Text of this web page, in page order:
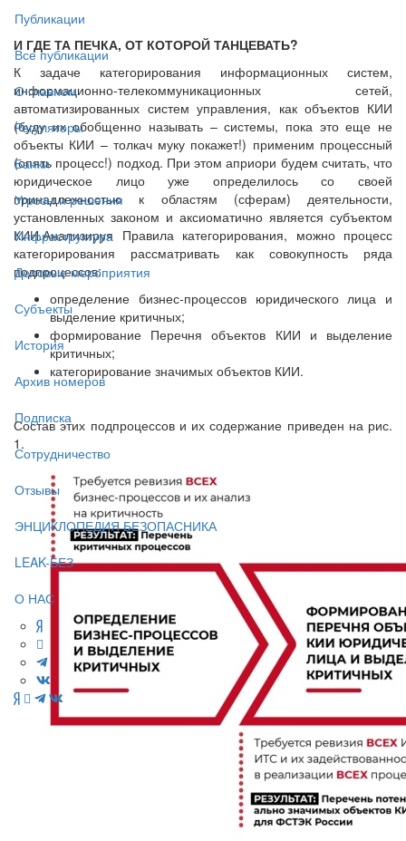
Публикации
Все публикации
О главном
Регуляторы
Банки
Угрозы и решения
Инфраструктура
Деловые мероприятия
Субъекты
История
Архив номеров
Подписка
Сотрудничество
Отзывы
ЭНЦИКЛОПЕДИЯ БЕЗОПАСНИКА
LEAK-БЕЗ
О НАС
И ГДЕ ТА ПЕЧКА, ОТ КОТОРОЙ ТАНЦЕВАТЬ?
К задаче категорирования информационных систем,
информационно-телекоммуникационных сетей,
автоматизированных систем управления, как объектов КИИ
(буду их обобщенно называть – системы, пока это еще не
объекты КИИ – толкач муку покажет!) применим процессный
(опять процесс!) подход. При этом априори будем считать, что
юридическое лицо уже определилось со своей
принадлежностью к областям (сферам) деятельности,
установленных законом и аксиоматично является субъектом
КИИ.Анализируя Правила категорирования, можно процесс
категорирования рассматривать как совокупность ряда
подпроцессов:
определение бизнес-процессов юридического лица и
выделение критичных;
формирование Перечня объектов КИИ и выделение
критичных;
категорирование значимых объектов КИИ.
Состав этих подпроцессов и их содержание приведен на рис.
1.